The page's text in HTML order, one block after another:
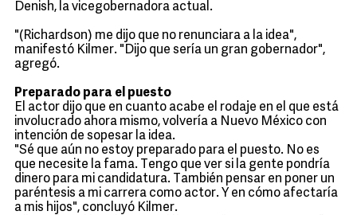
Denish, la vicegobernadora actual.
"(Richardson) me dijo que no renunciara a la idea",
manifestó Kilmer. "Dijo que sería un gran gobernador",
agregó.
Preparado para el puesto
El actor dijo que en cuanto acabe el rodaje en el que está
involucrado ahora mismo, volvería a Nuevo México con
intención de sopesar la idea.
"Sé que aún no estoy preparado para el puesto. No es
que necesite la fama. Tengo que ver si la gente pondría
dinero para mi candidatura. También pensar en poner un
paréntesis a mi carrera como actor. Y en cómo afectaría
a mis hijos", concluyó Kilmer.